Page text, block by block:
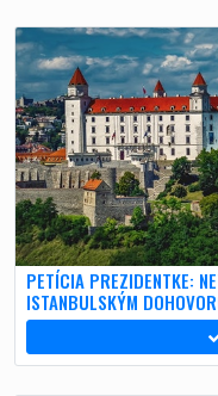
PETÍCIA PREZIDENTKE:
ISTANBULSKÝM